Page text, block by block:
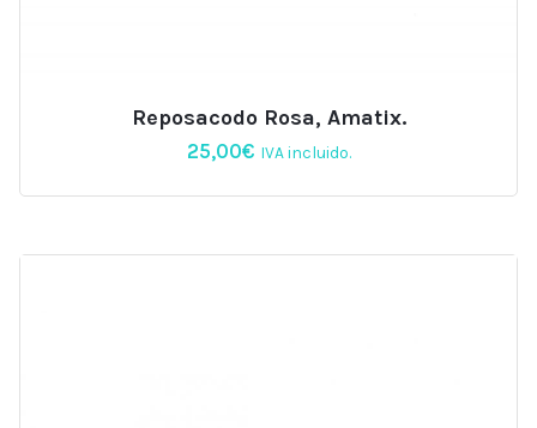
Reposacodo Rosa, Amatix.
25,00€ IVA incluido.